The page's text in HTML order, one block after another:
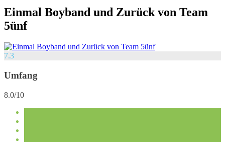
Einmal Boyband und Zurück von Team
5ünf
7.3
Umfang
8.0/10